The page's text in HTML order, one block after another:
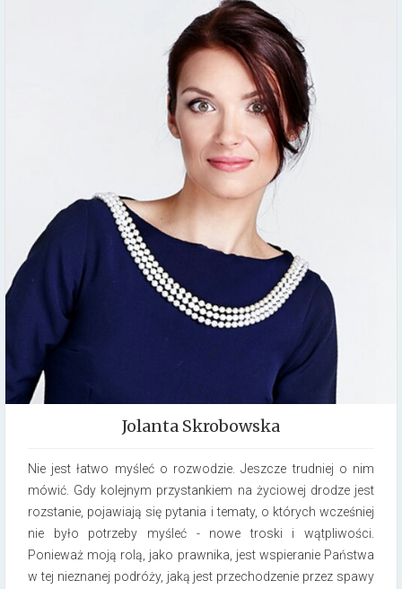
Jolanta Skrobowska
Nie jest łatwo myśleć o rozwodzie. Jeszcze trudniej o nim
mówić. Gdy kolejnym przystankiem na życiowej drodze jest
rozstanie, pojawiają się pytania i tematy, o których wcześniej
nie było potrzeby myśleć -­ nowe troski i wątpliwości.
Ponieważ moją rolą, jako prawnika, jest wspieranie Państwa
w tej nieznanej podróży, jaką jest przechodzenie przez spawy